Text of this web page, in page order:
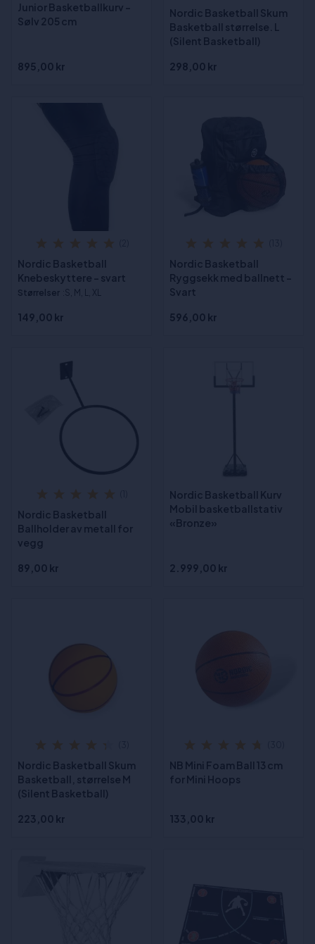
Junior Basketballkurv -
Sølv 205 cm
895,00 kr
Nordic Basketball Skum
Basketball størrelse. L
(Silent Basketball)
298,00 kr
Nordic Basketball
Knebeskyttere - svart
Størrelser :S, M, L, XL
149,00 kr
Nordic Basketball
Ryggsekk med ballnett -
Svart
596,00 kr
Nordic Basketball
Ballholder av metall for
vegg
89,00 kr
Nordic Basketball Kurv
Mobil basketballstativ
«Bronze»
2.999,00 kr
Nordic Basketball Skum
Basketball, størrelse M
(Silent Basketball)
223,00 kr
NB Mini Foam Ball 13 cm
for Mini Hoops
133,00 kr